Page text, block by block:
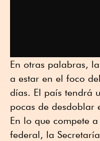
En otras palabras,
a estar en el foco
días. El país tendrá
pocas de desdoblar
En lo que compete
federal, la